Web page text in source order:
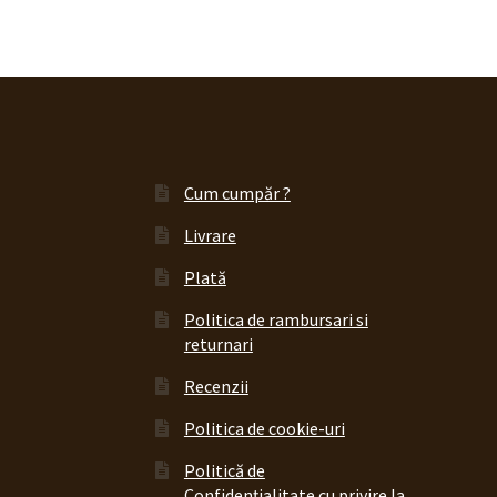
Cum cumpăr ?
Livrare
Plată
Politica de rambursari si
returnari
Recenzii
Politica de cookie-uri
Politică de